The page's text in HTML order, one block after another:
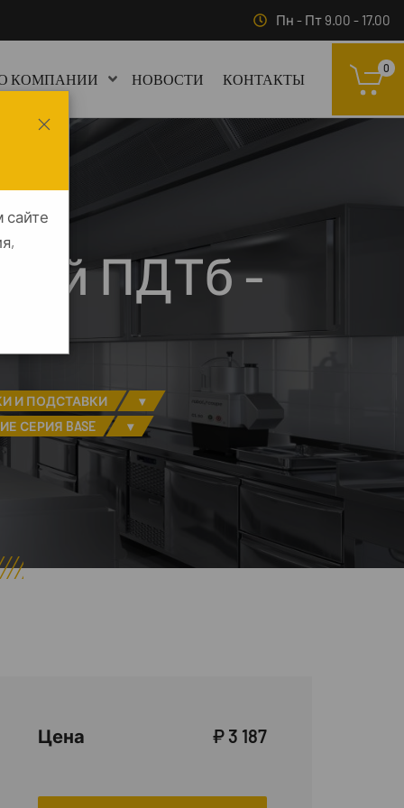
Пн - Пт 9.00 - 17.00
КОМПАНИИ НОВОСТИ КОНТАКТЫ
0
ПДТб -
И ПОДСТАВКИ
▾
СЕРИЯ BASE ▾
Цена ₽ 3 187
сайте